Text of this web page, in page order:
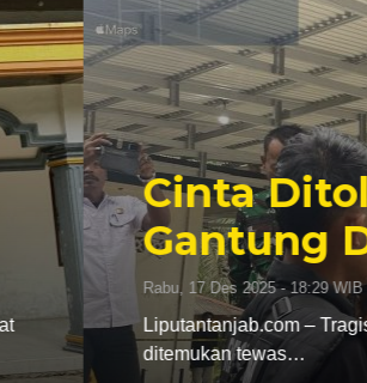
Pria
Barat
RN (25) di Kabupaten Tanjung